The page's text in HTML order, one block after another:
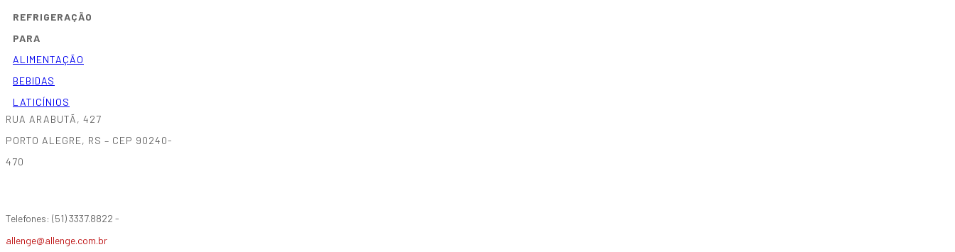
REFRIGERAÇÃO
PARA
ALIMENTAÇÃO
BEBIDAS
LATICÍNIOS
RUA ARABUTÃ, 427
PORTO ALEGRE, RS – CEP 90240-
470
Telefones: (51) 3337.8822 -
allenge@allenge.com.br